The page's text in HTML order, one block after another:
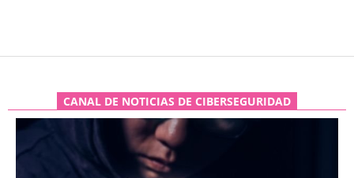
CANAL DE NOTICIAS DE CIBERSEGURIDAD